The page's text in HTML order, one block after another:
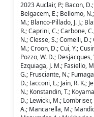
2023 Auclair, P.; Bacon,
Belgacem, E.; Bellomo,
M.; Blanco-Pillado, J. J.;
R.; Caprini, C.; Carbone,
N.; Clesse, S.; Comelli,
M.; Croon, D.; Cui, Y.;
Pozzo, W. D.;
Ezquiaga, J. M.; Fasiello,
G.; Frusciante, N.;
D.; Iacconi, L.; Jain, R. K.;
N.; Konstandin, T.;
D.; Lewicki, M.;
A.; Mancarella, M.;